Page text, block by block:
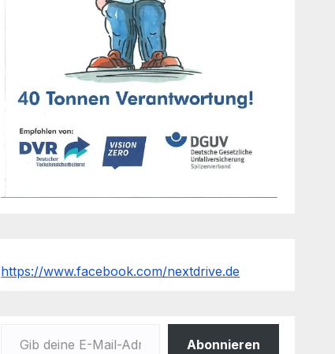
https://www.facebook.com/nextdrive.de
Abonnieren